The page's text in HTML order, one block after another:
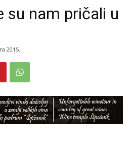
su nam pričali u
2015.